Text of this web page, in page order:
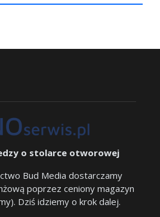
o stolarce otworowej
Bud Media dostarczamy
poprzez ceniony magazyn
Dziś idziemy o krok dalej.